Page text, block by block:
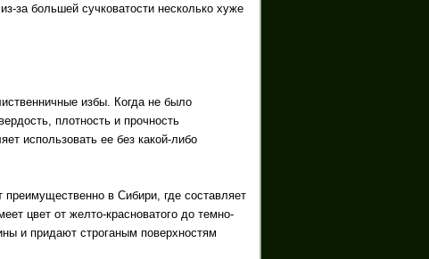
за большей сучковатости несколько хуже
избы. Когда не было
плотность и прочность
использовать ее без какой-либо
в Сибири, где составляет
цвет от желто-красноватого до темно-
и придают строганым поверхностям